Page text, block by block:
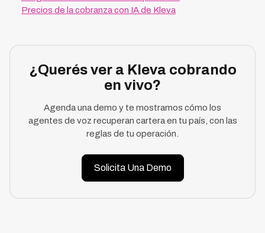
Precios de la cobranza con IA de Kleva
¿Querés ver a Kleva cobrando
en vivo?
Agenda una demo y te mostramos cómo los
agentes de voz recuperan cartera en tu país, con las
reglas de tu operación.
Solicita Una Demo